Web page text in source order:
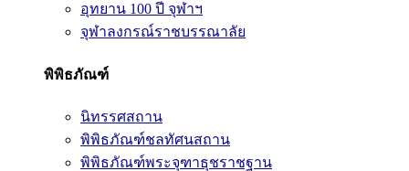
อุทยาน 100 ปี จุฬาฯ
จุฬาลงกรณ์ราชบรรณาลัย
พิพิธภัณฑ์
นิทรรศสถาน
พิพิธภัณฑ์ชลทัศนสถาน
พิพิธภัณฑ์พระจุฑาธุชราชฐาน